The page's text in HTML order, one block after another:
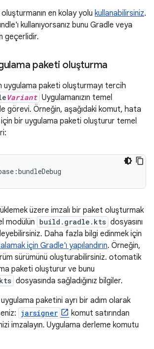
en kolay yolu kullanabilirsiniz.
kullanıyorsanız bunu Gradle veya
geçerlidir.
paketi oluşturma
uygulama paketi oluşturmayı tercih
Variant Uygulamanızın temel
görevi. Örneğin, aşağıdaki komut, hata
için bir uygulama paketi oluşturur temel
üzere imzalı bir paket oluşturmak
modülün build.gradle.kts dosyasını
Daha fazla bilgi edinmek için
için Gradle'ı yapılandırın. Örneğin,
sürümünü oluşturabilirsiniz. otomatik
paketi oluşturur ve bunu
dosyasında sağladığınız bilgiler.
paketini ayrı bir adım olarak
jarsigner
komut satırından
imzalayın. Uygulama derleme komutu